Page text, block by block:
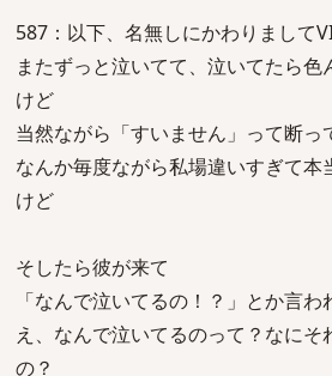
587：以下、名無しにかわりまして
またずっと泣いてて、泣いてたら
けど
当然ながら「すいません」って断っ
なんか毎度ながら私場違いすぎて本
けど
そしたら彼が来て
「なんで泣いてるの！？」とか言わ
え、なんで泣いてるのって？なにそ
の？